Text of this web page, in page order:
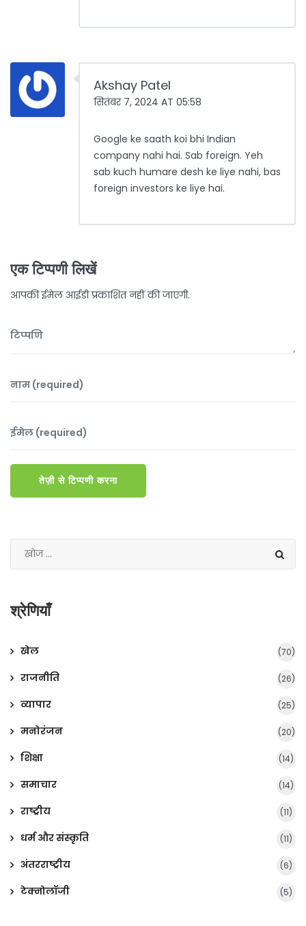
Akshay Patel
सितंबर 7, 2024 AT 05:58
Google ke saath koi bhi Indian
company nahi hai. Sab foreign. Yeh
sab kuch humare desh ke liye nahi, bas
foreign investors ke liye hai.
एक टिप्पणी लिखें
आपकी ईमेल आईडी प्रकाशित नहीं की जाएगी.
तेज़ी से टिप्पणी करना
श्रेणियाँ
खेल (70)
राजनीति (26)
व्यापार (25)
मनोरंजन (20)
शिक्षा (14)
समाचार (14)
राष्ट्रीय (11)
धर्म और संस्कृति (11)
अंतरराष्ट्रीय (6)
टेक्नोलॉजी (5)